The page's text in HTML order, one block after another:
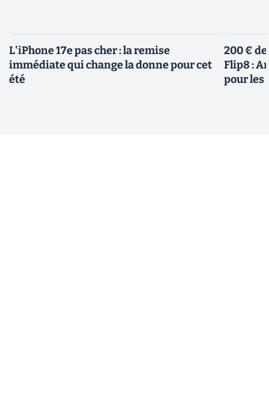
L'iPhone 17e pas cher : la remise
immédiate qui change la donne pour cet
été
200 €
Flip8 :
pour les